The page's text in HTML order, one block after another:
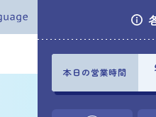
本日の営業時間